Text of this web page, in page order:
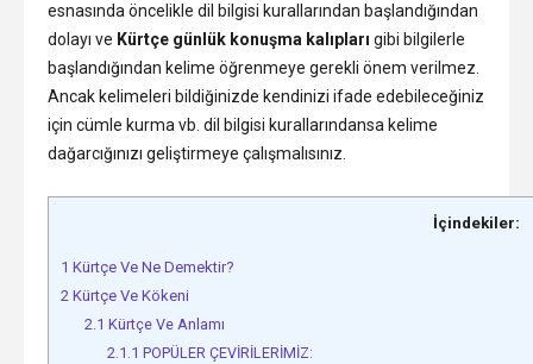
esnasında öncelikle dil bilgisi kurallarından başlandığından
dolayı ve Kürtçe günlük konuşma kalıpları gibi bilgilerle
başlandığından kelime öğrenmeye gerekli önem verilmez.
Ancak kelimeleri bildiğinizde kendinizi ifade edebileceğiniz
için cümle kurma vb. dil bilgisi kurallarındansa kelime
dağarcığınızı geliştirmeye çalışmalısınız.
İçindekiler:
1 Kürtçe Ve Ne Demektir?
2 Kürtçe Ve Kökeni
2.1 Kürtçe Ve Anlamı
2.1.1 POPÜLER ÇEVİRİLERİMİZ: